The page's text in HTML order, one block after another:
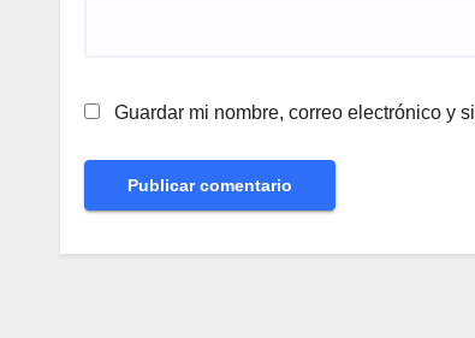
Guardar mi nombre, correo electrónico y